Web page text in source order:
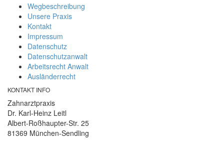
Wegbeschreibung
Unsere Praxis
Kontakt
Impressum
Datenschutz
Datenschutzanwalt
Arbeitsrecht Anwalt
Ausländerrecht
KONTAKT INFO
Zahnarztpraxis
Dr. Karl-Heinz Leitl
Albert-Roßhaupter-Str. 25
81369 München-Sendling